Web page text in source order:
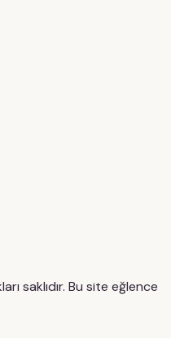
saklıdır. Bu site eğlence